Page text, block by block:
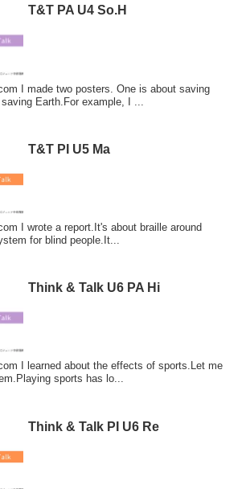
T&T PA U4 So.H
I made two posters. One is about saving
Earth.For example, I ...
T&T PI U5 Ma
I wrote a report.It's about braille around
for blind people.It...
Think & Talk U6 PA Hi
I learned about the effects of sports.Let me
sports has lo...
Think & Talk PI U6 Re